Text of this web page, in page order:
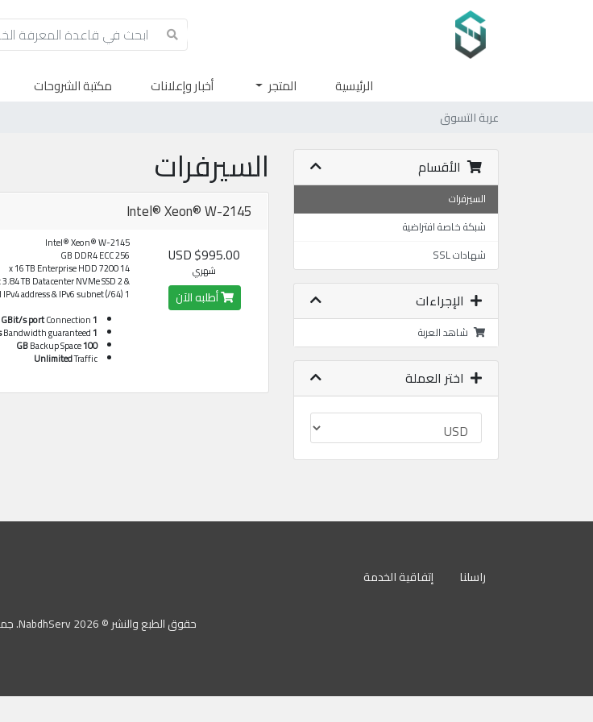
الرئيسية المتجر أخبار وإعلانات مكتبة الشروحات
عربة التسوق
الأقسام
السيرفرات
شبكة خاصة افتراضية
شهادات SSL
الإجراءات
شاهد العربة
اختر العملة
السيرفرات
Intel® Xeon® W-2145
Intel® Xeon® W-2145
256 GB DDR4 ECC
14 x 16 TB Enterprise HDD 7200
& 2 x 3.84 TB Datacenter NVMe SSD
1 Dedicated IPv4 address & IPv6 subnet (/64)
1 GBit/s port
Connection
1 GBit/s
Bandwidth guaranteed
100 GB
Backup Space
UnlimitedTraffic
$995.00 USD
شهري
أطلبه الآن
راسلنا إتفاقية الخدمة
حقوق الطبع والنشر © 2026 NabdhServ. جميع الحقوق محفوظة.